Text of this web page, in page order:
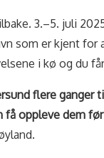
3.–5. juli
som er kjent
i kø og du
flere
oppleve dem